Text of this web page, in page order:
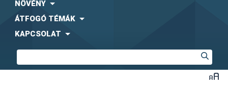
NÖVÉNY
ÁTFOGÓ TÉMÁK
KAPCSOLAT